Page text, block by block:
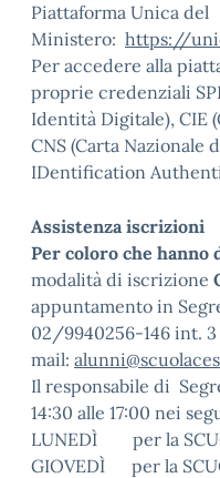
Piattaforma Unica del
Ministero: https://
Per accedere alla
proprie credenziali
Identità Digitale), CIE
CNS (Carta Nazionale
IDentification
Assistenza iscrizioni
Per coloro che hanno
modalità di iscrizione
appuntamento in
02/9940256-146 int.
mail:
Il responsabile di
14:30 alle 17:00 nei
LUNEDÌ per la
GIOVEDÌ per la